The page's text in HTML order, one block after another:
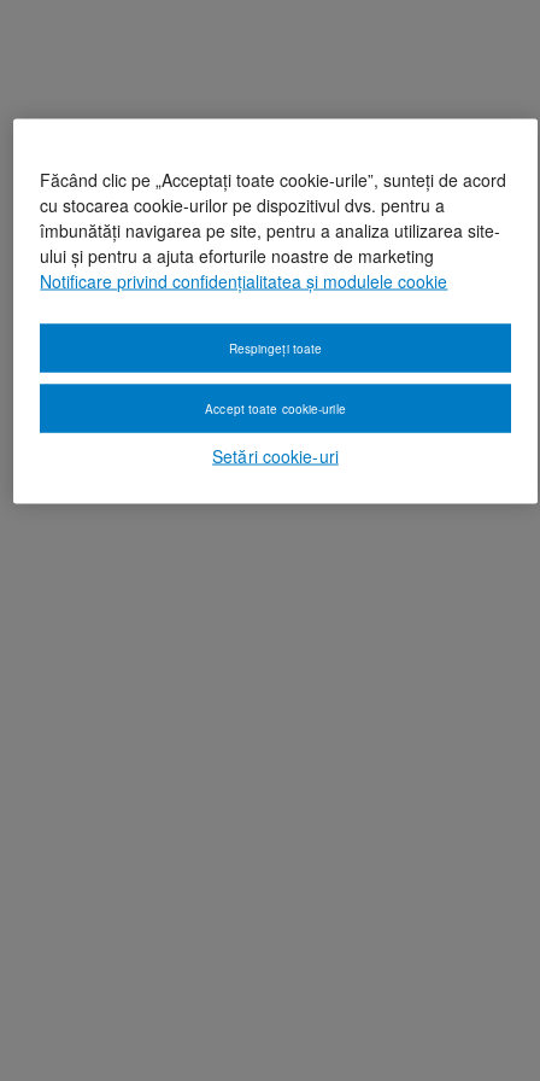
Făcând clic pe „Acceptați toate cookie-urile”, sunteți de acord
cu stocarea cookie-urilor pe dispozitivul dvs. pentru a
îmbunătăți navigarea pe site, pentru a analiza utilizarea site-
ului și pentru a ajuta eforturile noastre de marketing
Notificare privind confidențialitatea și modulele cookie
Setări cookie-uri
Respingeți toate
Accept toate cookie-urile